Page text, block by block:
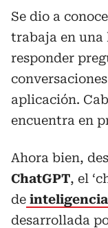
Se dio a
trabaja en una
responder
aplicación.
encuentra en
Ahora bien,
ChatGPT, el
de
desarrollada